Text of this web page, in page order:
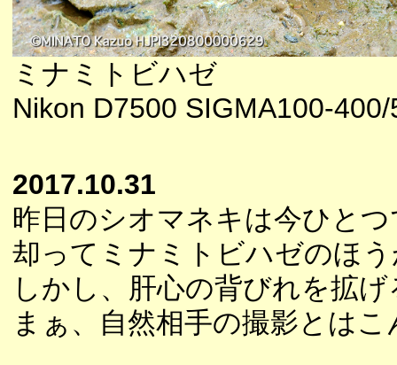
ミナミトビハゼ
Nikon D7500 SIGMA100-
2017.10.31
昨日のシオマネキは今ひと
却ってミナミトビハゼのほ
しかし、肝心の背びれを拡
まぁ、自然相手の撮影とは